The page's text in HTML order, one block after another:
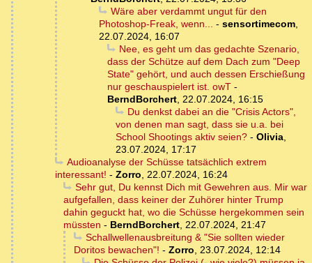
Wäre aber verdammt ungut für den
Photoshop-Freak, wenn... - sensortimecom,
22.07.2024, 16:07
Nee, es geht um das gedachte Szenario,
dass der Schütze auf dem Dach zum "Deep
State" gehört, und auch dessen Erschießung
nur geschauspielert ist. owT -
BerndBorchert, 22.07.2024, 16:15
Du denkst dabei an die "Crisis Actors",
von denen man sagt, dass sie u.a. bei
School Shootings aktiv seien? - Olivia,
23.07.2024, 17:17
Audioanalyse der Schüsse tatsächlich extrem
interessant! - Zorro, 22.07.2024, 16:24
Sehr gut, Du kennst Dich mit Gewehren aus. Mir war
aufgefallen, dass keiner der Zuhörer hinter Trump
dahin geguckt hat, wo die Schüsse hergekommen sein
müssten - BerndBorchert, 22.07.2024, 21:47
Schallwellenausbreitung & "Sie sollten wieder
Doritos bewachen"! - Zorro, 23.07.2024, 12:14